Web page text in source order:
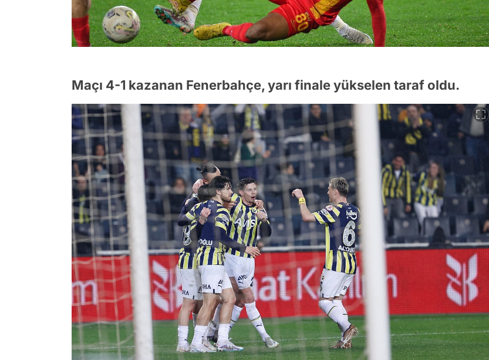
Maçı 4-1 kazanan Fenerbahçe, yarı finale yükselen taraf oldu.